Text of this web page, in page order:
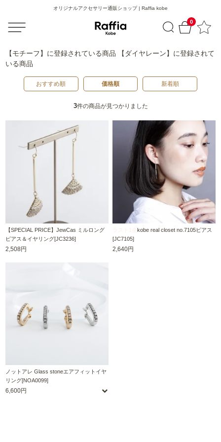
0
オリジナルアクセサリー通販ショップ | Raffia kobe
【モチーフ】 に登録されている商品 【ダイヤレーン】 に登録されて
いる商品
おすすめ順 価格順 新着順
3件の商品が見つかりました
【SPECIAL PRICE】JewCas ミルロング
ピアス＆イヤリング[JC3236]
2,508円
ラスト1点kobe real closet no.7105ピアス
[JC7105]
2,640円
ノットアレ Glass stoneエアフィットイヤ
リング[NOA0099]
6,600円